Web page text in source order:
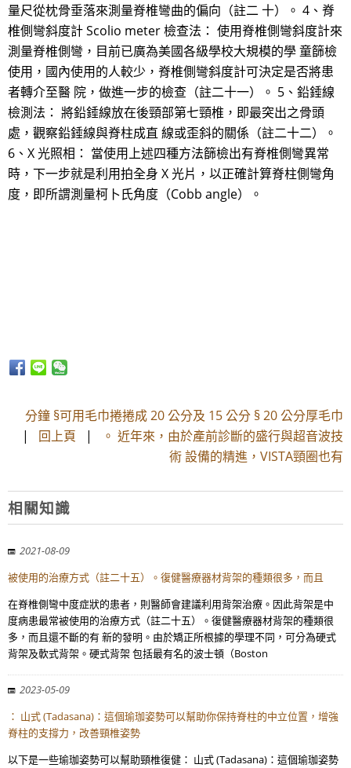
量尺從枕骨垂落來測量脊椎彎曲的偏向（註二 十）。 4、脊
椎側彎斜度計 Scolio meter 檢查法： 使用脊椎側彎斜度計來
測量脊椎側彎，目前已廣為美國各級學校大規模的學 童篩檢
使用，國內使用的人較少，脊椎側彎斜度計可決定是否將患
者轉介至醫 院，做進一步的檢查（註二十一）。 5、鉛錘線
檢測法： 將鉛錘線放在後頸部第七頸椎，即最突出之骨頭
處，觀察鉛錘線與脊柱成直 線或歪斜的關係（註二十二）。
6、X 光照相： 當使用上述四種方法篩檢出有脊椎側彎異常
時，下一步就是利用拍全身 X 光片，以正確計算脊柱側彎角
度，即所謂測量柯卜氏角度（Cobb angle）。
分鐘 §可用毛巾捲捲成 20 公分及 15 公分 § 20 公分厚毛巾
| 回上頁 |
。 近年來，由於產前診斷的盛行與超音波技
術 設備的精進，VISTA頸圈也有
相關知識
2021-08-09
被使用的治療方式（註二十五）。復健醫療器材背架的種類很多，而且
在脊椎側彎中度症狀的患者，則醫師會建議利用背架治療。因此背架是中
度病患最常被使用的治療方式（註二十五）。復健醫療器材背架的種類很
多，而且還不斷的有 新的發明。由於矯正所根據的學理不同，可分為硬式
背架及軟式背架。硬式背架 包括最有名的波士頓（Boston
2023-05-09
： 山式 (Tadasana)：這個瑜珈姿勢可以幫助你保持脊柱的中立位置，增強
脊柱的支撐力，改善頸椎姿勢
以下是一些瑜珈姿勢可以幫助頸椎復健： 山式 (Tadasana)：這個瑜珈姿勢